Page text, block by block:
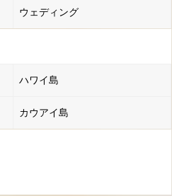
ウェディング
ハワイ島
カウアイ島